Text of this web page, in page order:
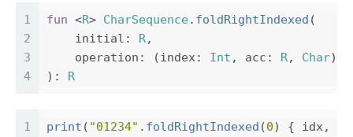
1
2
3
4
fun <R> CharSequence. foldRightIndexed (
initial : R,
operation : (index: Int , acc : R, Char)
):
R
1 print ( "01234" . foldRightIndexed (0) { idx,